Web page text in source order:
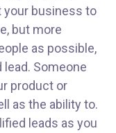
your business to
but more
as possible,
lead. Someone
product or
as the ability to.
leads as you